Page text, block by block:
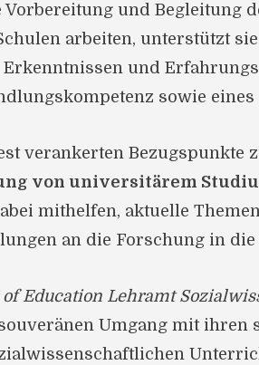
und Begleitung
arbeiten, unterstützt
und
sowie
verankerten Bezugspunkte
von universitärem
mithelfen, aktuelle
an die Forschung in
of Education Lehramt
Umgang mit